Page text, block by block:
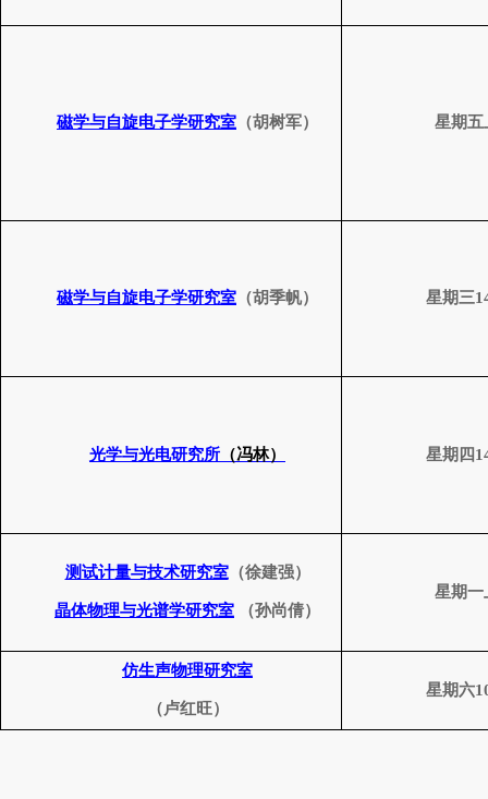
磁学与自旋电子学研究室 （胡树军） 星期五
磁学与自旋电子学研究室 （胡季帆） 星期三
光学与光电研究所 （冯林） 星期四
测试计量与技术研究室（徐建强）
晶体物理与光谱学研究室 （孙尚倩）
星期一
仿生声物理研究室
（卢红旺）
星期六